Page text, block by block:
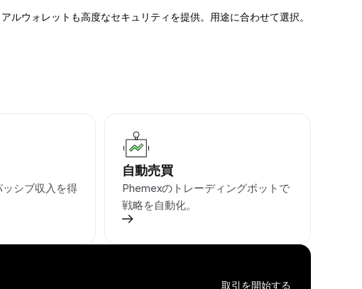
ウォレットも高度なセキュリティを提供。用途に合わせて選択。
シブ収入を得
自動売買
Phemexのトレーディングボットで
戦略を自動化。
取引を開始する